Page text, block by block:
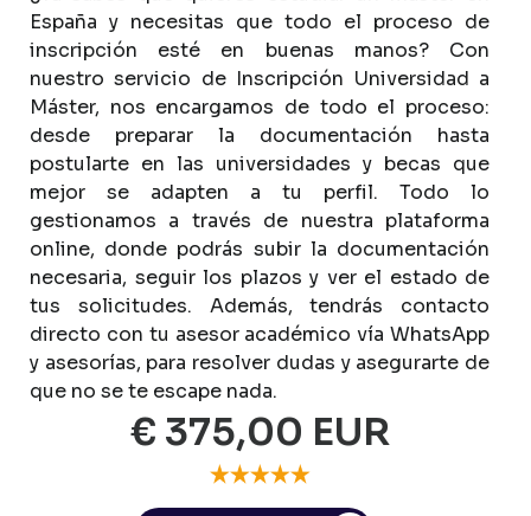
España y necesitas que todo el proceso de
inscripción
esté en buenas manos?
Con
nuestro servicio de Inscripción Universidad a
Máster, nos encargamos de todo el proceso:
desde
preparar la documentación
hasta
postularte en las universidades y becas que
mejor
se adapten a tu perfil. Todo
lo
gestionamos a través de nuestra plataforma
online, donde podrás subir la documentación
necesaria, seguir los plazos y ver el estado de
tus
solicitudes. Además, tendrás
contacto
directo con tu asesor académico vía WhatsApp
y asesorías, para resolver dudas y asegurarte de
que no sete escape nada.
€ 375,00 EUR